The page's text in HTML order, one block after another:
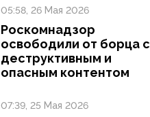
05:58, 26 Мая 2026
Роскомнадзор
освободили от борца с
деструктивным и
опасным контентом
07:39, 25 Мая 2026